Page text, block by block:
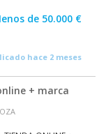
de 50.000 €
hace 2 meses
+ marca